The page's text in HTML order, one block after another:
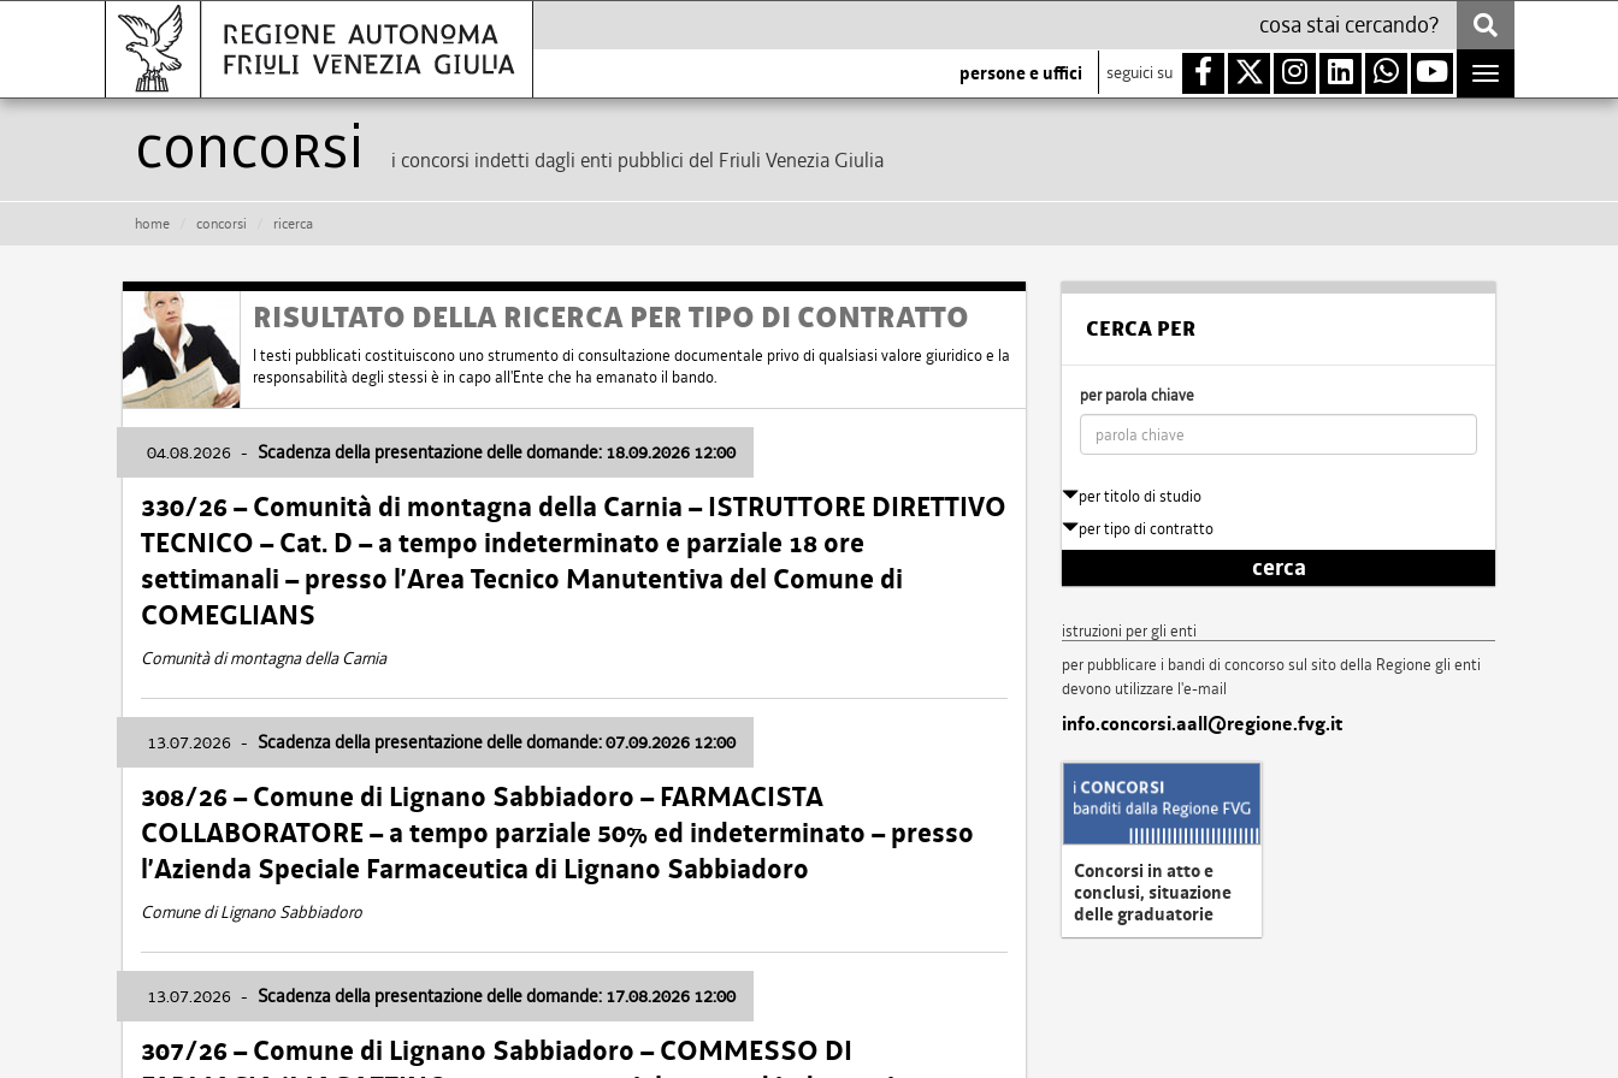
persone e uffici seguici su
Toggle
navigation
Concorsi i concorsi indetti dagli enti pubblici del Friuli Venezia Giulia
home concorsi ricerca
RISULTATO DELLA RICERCA PER TIPO DI CONTRATTO
I testi pubblicati costituiscono uno strumento di consultazione documentale privo di qualsiasi valore giuridico e la
responsabilità degli stessi è in capo all'Ente che ha emanato il bando.
04.08.2026 - Scadenza della presentazione delle domande: 18.09.2026 12:00
330/26 – Comunità di montagna della Carnia – ISTRUTTORE DIRETTIVO
TECNICO – Cat. D – a tempo indeterminato e parziale 18 ore
settimanali – presso l’Area Tecnico Manutentiva del Comune di
COMEGLIANS
Comunità di montagna della Carnia
13.07.2026 - Scadenza della presentazione delle domande: 07.09.2026 12:00
308/26 – Comune di Lignano Sabbiadoro – FARMACISTA
COLLABORATORE – a tempo parziale 50% ed indeterminato – presso
l’Azienda Speciale Farmaceutica di Lignano Sabbiadoro
Comune di Lignano Sabbiadoro
13.07.2026 - Scadenza della presentazione delle domande: 17.08.2026 12:00
307/26 – Comune di Lignano Sabbiadoro – COMMESSO DI
CERCA PER
per parola chiave
per titolo di studio
per tipo di contratto
cerca
istruzioni per gli enti
per pubblicare i bandi di concorso sul sito della Regione gli enti
devono utilizzare l'e-mail
info.concorsi.aall@regione.fvg.it
Concorsi in atto e
conclusi, situazione
delle graduatorie